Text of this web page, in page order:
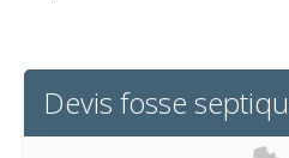
Devis fosse